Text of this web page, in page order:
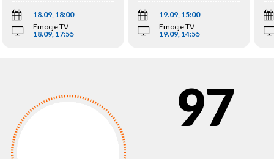
18.09, 18:00
Emocje TV
18.09, 17:55
19.09, 15:00
Emocje TV
19.09, 14:55
97